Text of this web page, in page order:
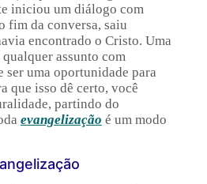
iniciou um diálogo com
fim da conversa, saiu
encontrado o Cristo. Uma
assunto com
ser uma oportunidade para
que isso dê certo, você
partindo do
evangelização é um modo